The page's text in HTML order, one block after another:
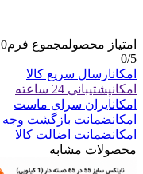
امتیاز محصولمجموع فرم0
0/5
امکانارسال سریع کالا
امکانپشتیبانی 24 ساعته
امکانایران سرای ماست
امکانضمانت بازگشت وجه
امکانضمانت اضالت کالا
محصولات مشابه